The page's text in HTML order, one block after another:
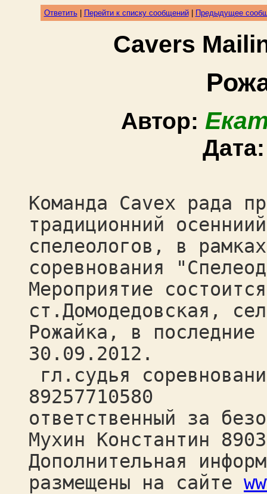
Ответить| Перейти к списку сообщений| Предыдущее
Cavers
Автор:
Команда Cavex рада
традиционний
спелеологов, в
соревнования
Мероприятие
ст.Домодедовская,
Рожайка, в последние
30.09.2012.
гл.судья
89257710580
ответственный за
Мухин Константин
Дополнительная
размещены на сайте